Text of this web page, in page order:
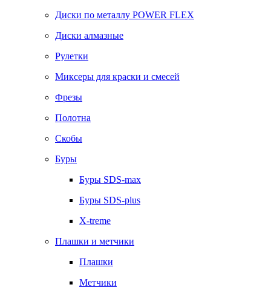
Диски по металлу POWER FLEX
Диски алмазные
Рулетки
Миксеры для краски и смесей
Фрезы
Полотна
Скобы
Буры
Буры SDS-max
Буры SDS-plus
X-treme
Плашки и метчики
Плашки
Метчики